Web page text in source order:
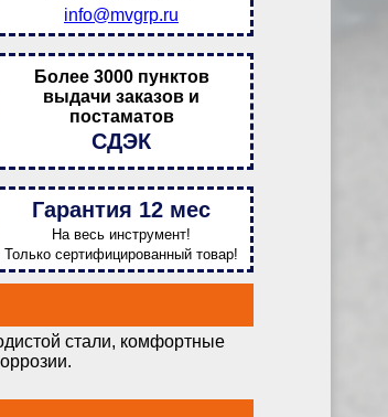
info@mvgrp.ru
Более 3000 пунктов
выдачи заказов и
постаматов
СДЭК
Гарантия 12 мес
На весь инструмент!
Только сертифицированный товар!
стали, комфортные